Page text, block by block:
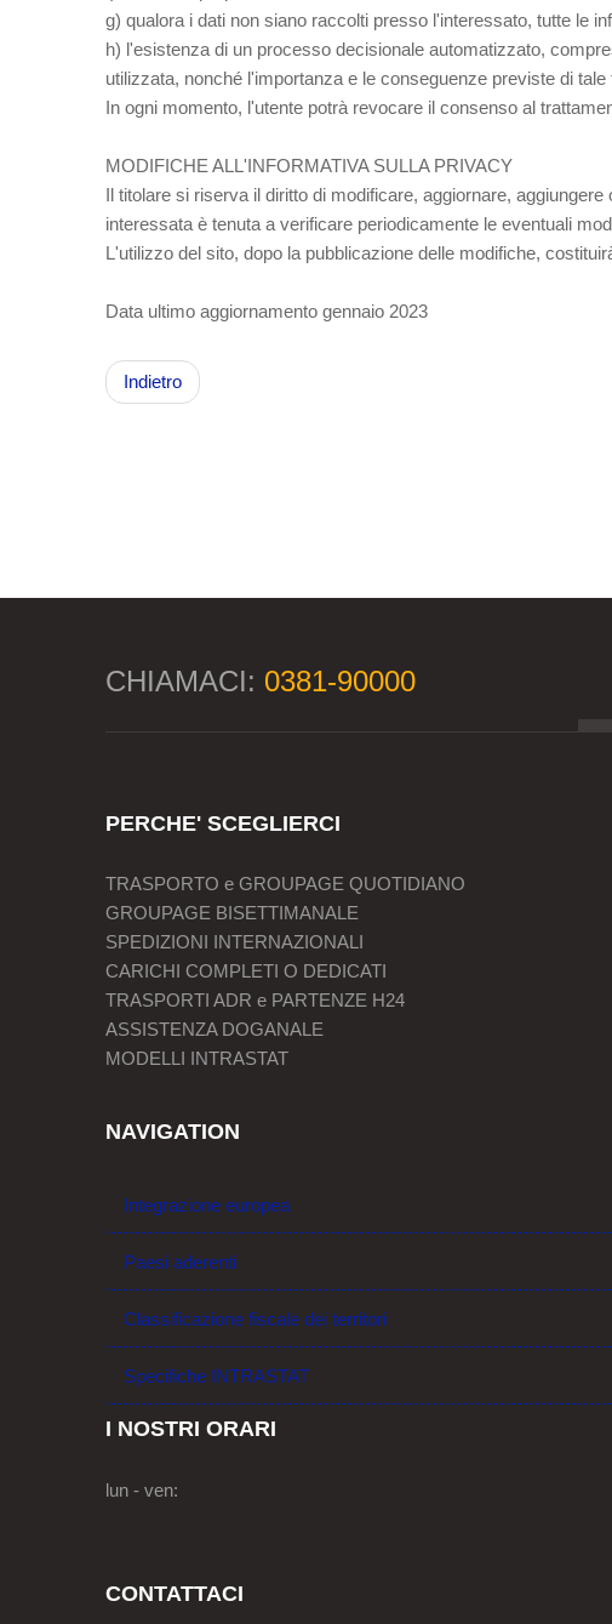
g) qualora i dati non siano raccolti presso l'interessato, tutte le
h) l'esistenza di un processo decisionale automatizzato,
utilizzata, nonché l'importanza e le conseguenze previste di
In ogni momento, l'utente potrà revocare il consenso al
MODIFICHE ALL'INFORMATIVA SULLA PRIVACY
Il titolare si riserva il diritto di modificare, aggiornare,
interessata è tenuta a verificare periodicamente le eventuali
L'utilizzo del sito, dopo la pubblicazione delle modifiche,
Data ultimo aggiornamento gennaio 2023
Indietro
CHIAMACI: 0381-90000
PERCHE' SCEGLIERCI
TRASPORTO e GROUPAGE QUOTIDIANO
GROUPAGE BISETTIMANALE
SPEDIZIONI INTERNAZIONALI
CARICHI COMPLETI O DEDICATI
TRASPORTI ADR e PARTENZE H24
ASSISTENZA DOGANALE
MODELLI INTRASTAT
NAVIGATION
Integrazione europea
Paesi aderenti
Classificazione fiscale dei territori
Specifiche INTRASTAT
I NOSTRI ORARI
lun - ven:
CONTATTACI